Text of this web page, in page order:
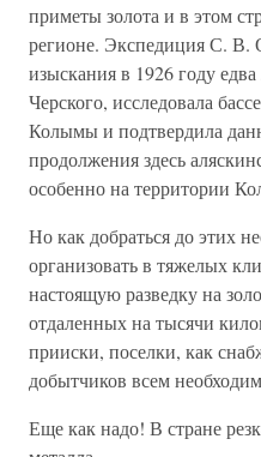
приметы золота и в этом
регионе. Экспедиция С. В.
изыскания в 1926 году
Черского, исследовала
Колымы и подтвердила
продолжения здесь
особенно на территории
Но как добраться до этих
организовать в тяжелых
настоящую разведку на
отдаленных на тысячи
прииски, поселки, как
добытчиков всем
Еще как надо! В стране